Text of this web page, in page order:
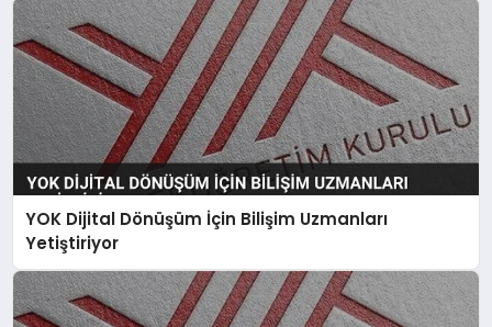
YOK Dijital Dönüşüm İçin Bilişim Uzmanları
Yetiştiriyor